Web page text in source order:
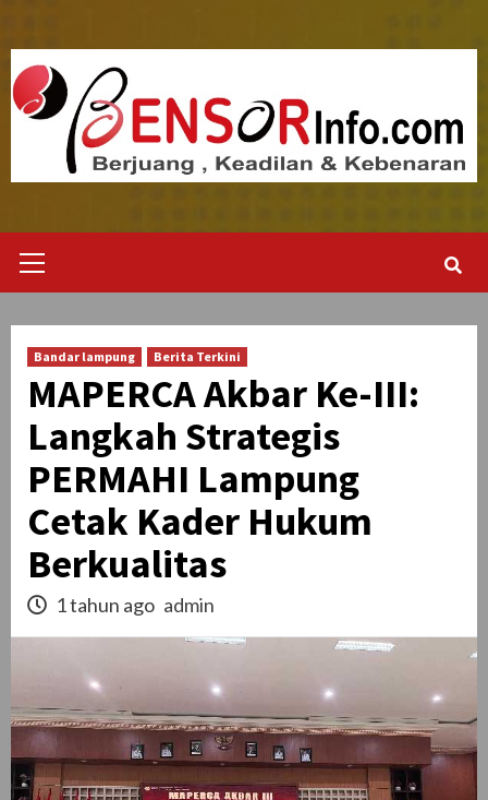
content
Menu
Bandar lampung Berita Terkini
MAPERCA Akbar Ke-III:
Langkah Strategis
PERMAHI Lampung
Cetak Kader Hukum
Berkualitas
1 tahun ago admin